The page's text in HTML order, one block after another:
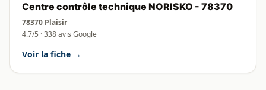
Centre contrôle technique NORISKO - 78370
78370 Plaisir
4.7/5 · 338 avis Google
Voir la fiche →